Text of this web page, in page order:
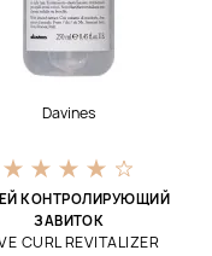
Davines
КОНТРОЛИРУЮЩИЙ
ЗАВИТОК
CURL REVITALIZER